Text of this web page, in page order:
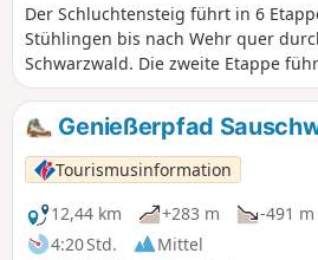
Der Schluchtensteig führt in 6
Stühlingen bis nach Wehr quer
Schwarzwald. Die zweite Etappe
den Schleifenbachwasserfall an die
grandiose Wutachschlucht, vorbei
Ball sowie an einigen Wasserfällen
Schattenmühle.
Genießerpfad
Tourismusinformation
12,44 km
+283 m
-491 m
4:20 Std.
Mittel